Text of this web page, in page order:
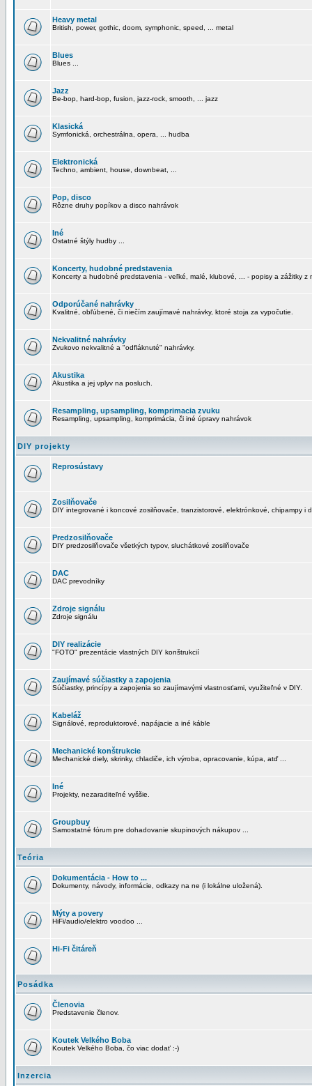
Heavy metal
British, power, gothic, doom, symphonic, speed, ... metal
Blues
Blues ...
Jazz
Be-bop, hard-bop, fusion, jazz-rock, smooth, ... jazz
Klasická
Symfonická, orchestrálna, opera, ... hudba
Elektronická
Techno, ambient, house, downbeat, ...
Pop, disco
Rôzne druhy popíkov a disco nahrávok
Iné
Ostatné štýly hudby ...
Koncerty, hudobné predstavenia
Koncerty a hudobné predstavenia - veľké, malé, klubové, ... - popisy a zážitky z
Odporúčané nahrávky
Kvalitné, obľúbené, či niečím zaujímavé nahrávky, ktoré stoja za vypočutie.
Nekvalitné nahrávky
Zvukovo nekvalitné a "odfláknuté" nahrávky.
Akustika
Akustika a jej vplyv na posluch.
Resampling, upsampling, komprimacia zvuku
Resampling, upsampling, komprimácia, či iné úpravy nahrávok
DIY projekty
Reprosústavy
Zosilňovače
DIY integrované i koncové zosilňovače, tranzistorové, elektrónkové, chipampy i
Predzosilňovače
DIY predzosilňovače všetkých typov, sluchátkové zosilňovače
DAC
DAC prevodníky
Zdroje signálu
Zdroje signálu
DIY realizácie
"FOTO" prezentácie vlastných DIY konštrukcií
Zaujímavé súčiastky a zapojenia
Súčiastky, princípy a zapojenia so zaujímavými vlastnosťami, využiteľné v DIY.
Kabeláž
Signálové, reproduktorové, napájacie a iné káble
Mechanické konštrukcie
Mechanické diely, skrinky, chladiče, ich výroba, opracovanie, kúpa, atď ...
Iné
Projekty, nezaraditeľné vyššie.
Groupbuy
Samostatné fórum pre dohadovanie skupinových nákupov ...
Teória
Dokumentácia - How to ...
Dokumenty, návody, informácie, odkazy na ne (i lokálne uložená).
Mýty a povery
HiFi/audio/elektro voodoo ...
Hi-Fi čitáreň
Posádka
Členovia
Predstavenie členov.
Koutek Velkého Boba
Koutek Velkého Boba, čo viac dodať :-)
Inzercia